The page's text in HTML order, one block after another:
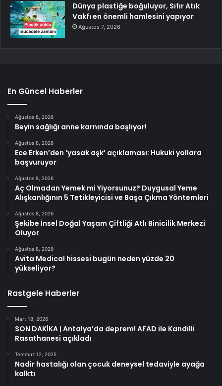
Dünya plastiğe boğuluyor, Sıfır Atık
Vakfı en önemli hamlesini yapıyor
Ağustos 7, 2026
En Güncel Haberler
Ağustos 8, 2026
Beyin sağlığı anne karnında başlıyor!
Ağustos 8, 2026
Ece Erken’den ‘yasak aşk’ açıklaması: Hukuki yollara
başvuruyor
Ağustos 8, 2026
Aç Olmadan Yemek mi Yiyorsunuz? Duygusal Yeme
Alışkanlığının 5 Tetikleyicisi ve Başa Çıkma Yöntemleri
Ağustos 8, 2026
Şekibe İnsel Doğal Yaşam Çiftliği Atlı Binicilik Merkezi
Oluyor
Ağustos 8, 2026
Avita Medical hissesi bugün neden yüzde 20
yükseliyor?
Rastgele Haberler
Mart 18, 2026
SON DAKİKA | Antalya’da deprem! AFAD ile Kandilli
Rasathanesi açıkladı
Temmuz 12, 2025
Nadir hastalığı olan çocuk deneysel tedaviyle ayağa
kalktı